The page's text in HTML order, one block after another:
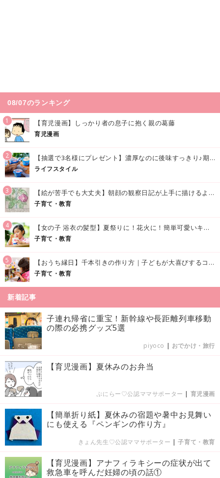
08/07のランキング
1 【育児漫画】しっかり者の息子に抱く親の葛藤
育児漫画
2 【抽選で3名様にプレゼント】濃厚なのに後味すっきり♪期間限定の「メイトーのなめらかプリン カルピス®入りソース」で夏を味わおう！
ライフスタイル
3 【絵が苦手でも大丈夫】朝顔の観察日記が上手に描けるようになる方法｜イラスト付き
子育て・教育
4 【女の子 浴衣の髪型】夏祭りに！花火に！簡単可愛いキッズの浴衣ヘアアレンジまとめ
子育て・教育
5 【おうち縁日】千本引きの作り方｜子どもが大喜びするコツやアイデア♪
子育て・教育
新着記事
子連れ帰省に重宝！新幹線や長距離列車移動
の際の必携グッズ5選
piyoco | おでかけ・旅行
【育児漫画】夏休みのお弁当
ぷにらー♡公認ママサポーター | 育児漫画
【簡単折り紙】夏休みの宿題や暑中お見舞い
にも使える『ペンギンの作り方』
きょん先生♡公認ママサポーター |子育て・教育
【育児漫画】アナフィラキシーの症状が出て
救急車を呼んだ妊婦の頃の話①